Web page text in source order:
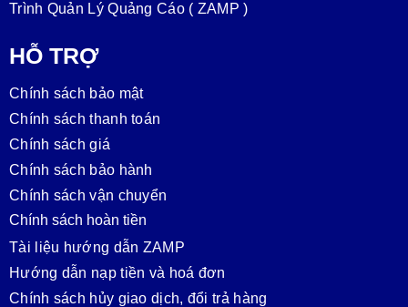
Trình Quản Lý Quảng Cáo ( ZAMP )
HỖ TRỢ
Chính sách bảo mật
Chính sách thanh toán
Chính sách giá
Chính sách bảo hành
Chính sách vận chuyển
Chính sách hoàn tiền
Tài liệu hướng dẫn ZAMP
Hướng dẫn nạp tiền và hoá đơn
Chính sách hủy giao dịch, đổi trả hàng